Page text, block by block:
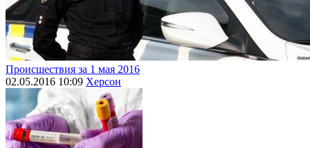
Происшествия за 1 мая 2016
02.05.2016 10:09 Херсон